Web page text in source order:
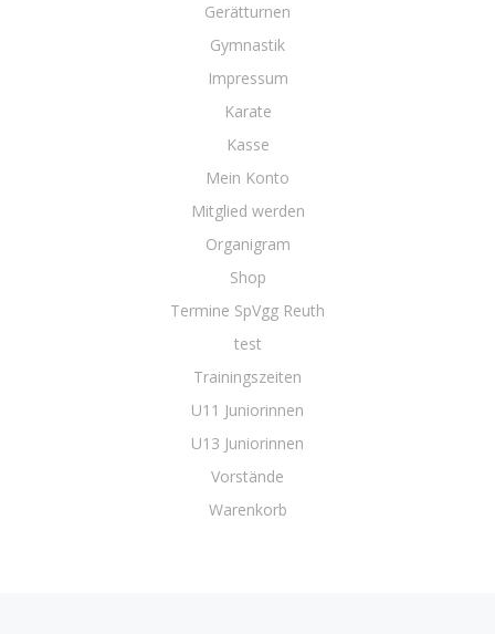
Gerätturnen
Gymnastik
Impressum
Karate
Kasse
Mein Konto
Mitglied werden
Organigram
Shop
Termine SpVgg Reuth
test
Trainingszeiten
U11 Juniorinnen
U13 Juniorinnen
Vorstände
Warenkorb